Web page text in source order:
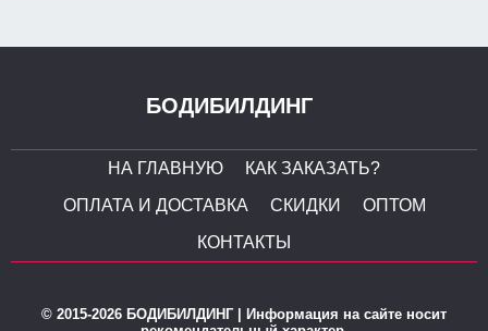
БОДИБИЛДИНГ
НА ГЛАВНУЮ
КАК ЗАКАЗАТЬ?
ОПЛАТА И ДОСТАВКА
СКИДКИ
ОПТОМ
КОНТАКТЫ
© 2015-2026 БОДИБИЛДИНГ | Информация на сайте носит